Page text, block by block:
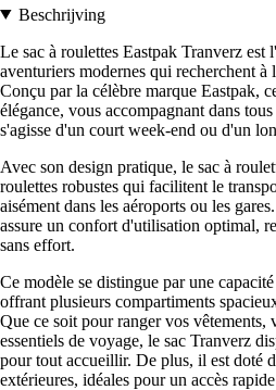
Beschrijving
Le sac à roulettes Eastpak Tranverz est
aventuriers modernes qui recherchent
Conçu par la célèbre marque Eastpak,
élégance, vous accompagnant dans
s'agisse d'un court week-end ou d'un
Avec son design pratique, le sac à
roulettes robustes qui facilitent le
aisément dans les aéroports ou les
assure un confort d'utilisation optimal,
sans effort.
Ce modèle se distingue par une
offrant plusieurs compartiments
Que ce soit pour ranger vos vêtements,
essentiels de voyage, le sac Tranverz
pour tout accueillir. De plus, il est doté
extérieures, idéales pour un accès